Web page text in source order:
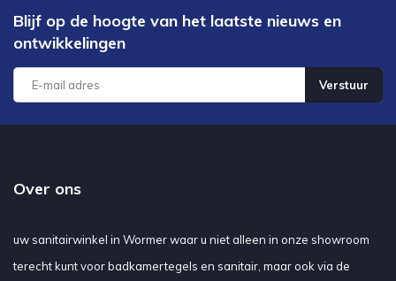
Blijf op de hoogte van het laatste nieuws en
ontwikkelingen
Verstuur
Over ons
uw sanitairwinkel in Wormer waar u niet alleen in onze showroom
terecht kunt voor badkamertegels en sanitair, maar ook via de